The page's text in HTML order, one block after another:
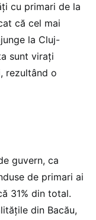
cu primari de la
că cel mai
la Cluj-
sunt virați
rezultând o
guvern, ca
de primari ai
31% din total.
din Bacău,